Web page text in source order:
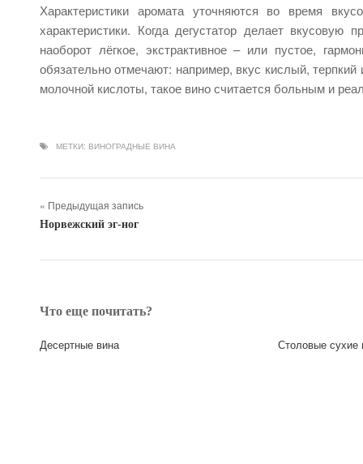
Характеристики аромата уточняются во время
характеристики. Когда дегустатор делает
наоборот лёгкое, экстрактивное – или пустое,
обязательно отмечают: например, вкус кислый,
молочной кислоты, такое вино считается больным и
МЕТКИ: ВИНОГРАДНЫЕ ВИНА
« Предыдущая запись
Норвежский эг-ног
Что еще почитать?
Десертные вина Столовые сухие